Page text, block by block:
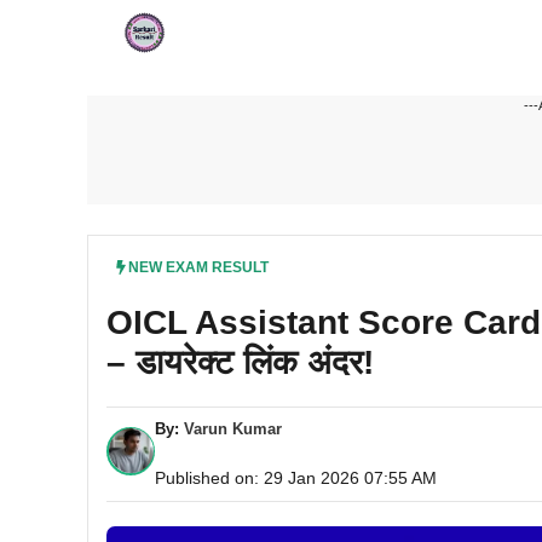
---
NEW EXAM RESULT
OICL Assistant Score Card
– डायरेक्ट लिंक अंदर!
By: Varun Kumar
Published on: 29 Jan 2026 07:55 AM